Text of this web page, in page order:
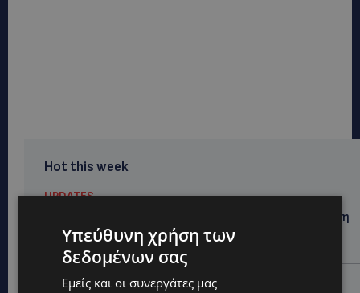
Hot this week
UPDATES
ΦΕΙΔΙΑΣ ΠΑΝΑΓΙΩΤΟΥ: Η εμφάνισή του στην εκδήλωση
για Ισαάκ και Σολωμού προκάλεσε αντιδράσεις –
«Ασέβεια προς τους νεκρούς»-(Φώτο)
UPDATES
Υπεύθυνη χρήση των
δεδομένων σας
Εμείς και οι συνεργάτες μας